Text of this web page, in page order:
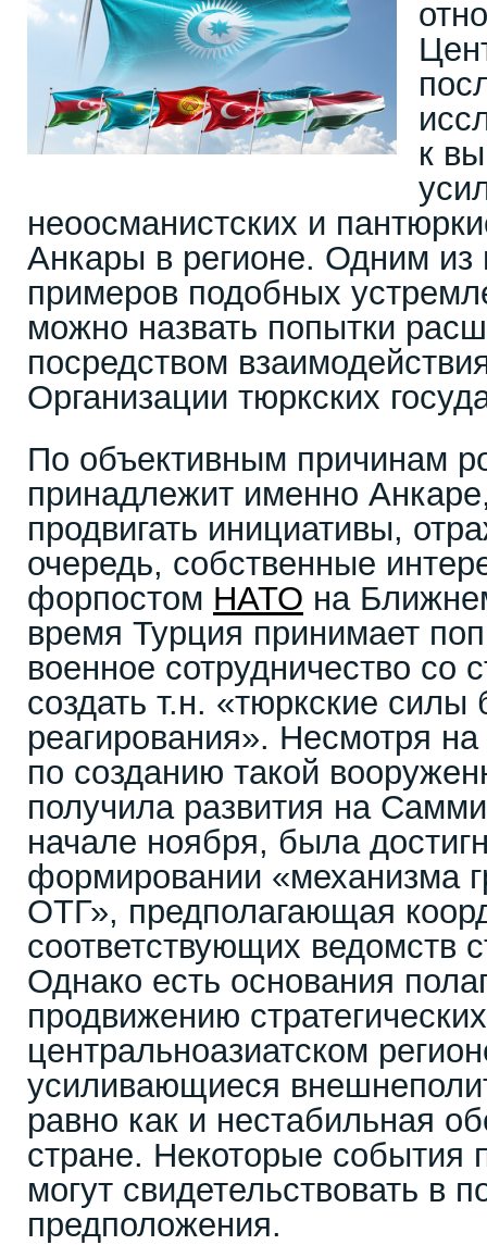
к
неоосманистских и
Анкары в регионе. Одним из
примеров подобных
можно назвать попытки
посредством
Организации тюркских
По объективным причинам
принадлежит именно
продвигать инициативы,
очередь, собственные
форпостом НАТО на
время Турция принимает
военное сотрудничество со
создать т.н. «тюркские силы
реагирования». Несмотря
по созданию такой
получила развития на
начале ноября, была
формировании «механизма
ОТГ», предполагающая
соответствующих ведомств
Однако есть основания
продвижению
центральноазиатском
усиливающиеся
равно как и нестабильная
стране. Некоторые события
могут свидетельствовать в
предположения.